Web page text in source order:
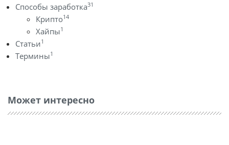
Способы заработка31
Крипто14
Хайпы1
Статьи1
Термины1
Может интересно